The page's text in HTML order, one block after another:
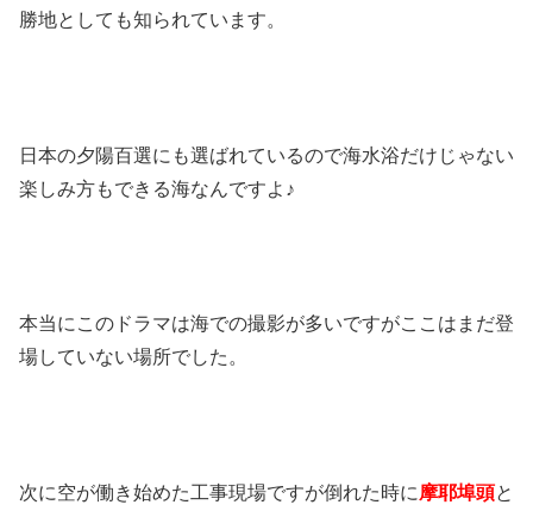
勝地としても知られています。
日本の夕陽百選にも選ばれているので海水浴だけじゃない
楽しみ方もできる海なんですよ♪
本当にこのドラマは海での撮影が多いですがここはまだ登
場していない場所でした。
次に空が働き始めた工事現場ですが倒れた時に摩耶埠頭と